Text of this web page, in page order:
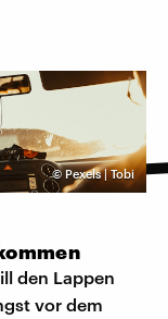
© Pexels | Tobi
den Lappen
vor dem